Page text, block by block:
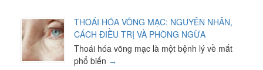
THOÁI HÓA VÕNG MẠC: NGUYÊN NHÂN,
CÁCH ĐIỀU TRỊ VÀ PHÒNG NGỪA
Thoái hóa võng mạc là một bệnh lý về mắt
phổ biến